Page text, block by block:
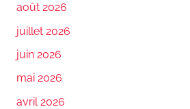
août 2026
juillet 2026
juin 2026
mai 2026
avril 2026